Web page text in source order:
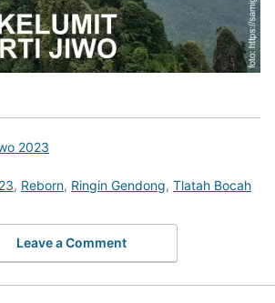
2023
, Reborn, Ringin Gendong, Tlatah Bocah
Leave a Comment